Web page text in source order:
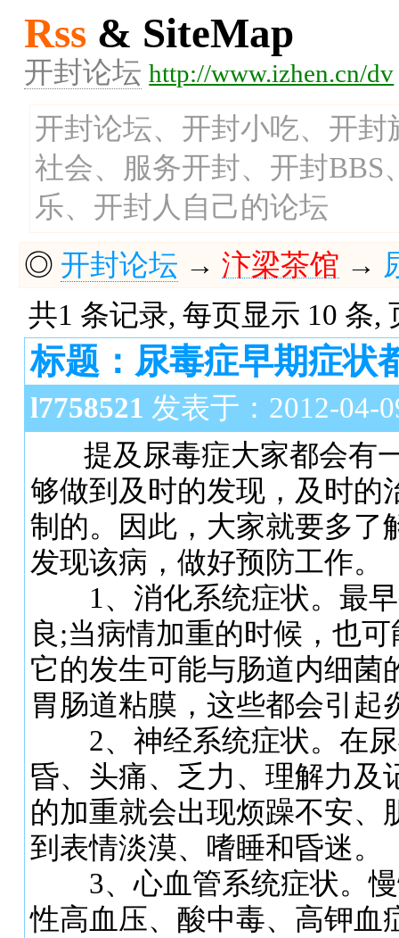
Rss & SiteMap
开封论坛 http://www.izhen.cn/dv
开封论坛、开封小吃、开
社会、服务开封、开封
乐、开封人自己的论坛
◎ 开封论坛 →汴梁茶馆 →
共1 条记录, 每页显示 10 条,
标题：尿毒症早期症状
l7758521 发表于：2012-04-
提及尿毒症大家都会有
够做到及时的发现，及时的
制的。因此，大家就要多了
发现该病，做好预防工作。
1、消化系统症状。最早
良;当病情加重的时候，也
它的发生可能与肠道内细菌
胃肠道粘膜，这些都会引
2、神经系统症状。在尿
昏、头痛、乏力、理解力及
的加重就会出现烦躁不安、
到表情淡漠、嗜睡和昏迷。
3、心血管系统症状。慢
性高血压、酸中毒、高钾血